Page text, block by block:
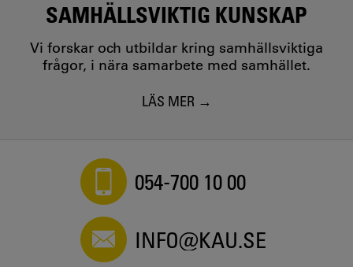
SAMHÄLLSVIKTIG KUNSKAP
Vi forskar och utbildar kring samhällsviktiga
frågor, i nära samarbete med samhället.
LÄS MER
054-700 10 00
INFO@KAU.SE